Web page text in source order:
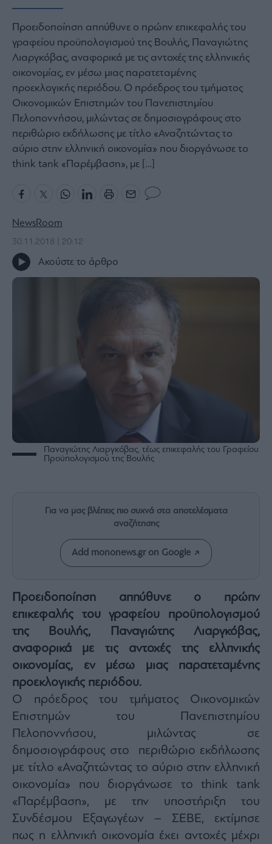
Κοινωνία
Law
Bloomberg
Financial
Times
The
Wiseman
Room
My
Media
Winners
&
Losers
Επι-
&
Design
Fashion
Art
Watches
Yachts
Table
For
Two
Μετοχές
Αγορές
Trader's
book
Προειδοποίηση απηύθυνε ο πρώην επικεφαλής του
γραφείου προϋπολογισμού της Βουλής, Παναγιώτης
Λιαργκόβας, αναφορικά με τις αντοχές της ελληνικής
οικονομίας, εν μέσω μιας παρατεταμένης
προεκλογικής περιόδου. Ο πρόεδρος του τμήματος
Οικονομικών Επιστημών του Πανεπιστημίου
Πελοποννήσου, μιλώντας σε δημοσιογράφους στο
περιθώριο εκδήλωσης με τίτλο «Αναζητώντας το
αύριο στην ελληνική οικονομία» που διοργάνωσε το
think tank «Παρέμβαση», με […]
NewsRoom
30.11.2018 | 20:12
Ακούστε το άρθρο
Παναγιώτης Λιαργκόβας, τέως επικεφαλής του Γραφείου
Προϋπολογισμού της Βουλής
Για να μας βλέπεις πιο συχνά στα αποτελέσματα
αναζήτησης
Add mononews.gr on Google
Προειδοποίηση απηύθυνε ο πρώην
επικεφαλής του γραφείου προϋπολογισμού
της Βουλής, Παναγιώτης Λιαργκόβας,
αναφορικά με τις αντοχές της ελληνικής
οικονομίας, εν μέσω μιας παρατεταμένης
προεκλογικής περιόδου.
Ο πρόεδρος του τμήματος Οικονομικών
Επιστημών του Πανεπιστημίου
Πελοποννήσου, μιλώντας σε
δημοσιογράφους στο περιθώριο εκδήλωσης
με τίτλο «Αναζητώντας το αύριο στην ελληνική
οικονομία» που διοργάνωσε το think tank
«Παρέμβαση», με την υποστήριξη του
Συνδέσμου Εξαγωγέων – ΣΕΒΕ, εκτίμησε
πως η ελληνική οικονομία έχει αντοχές μέχρι